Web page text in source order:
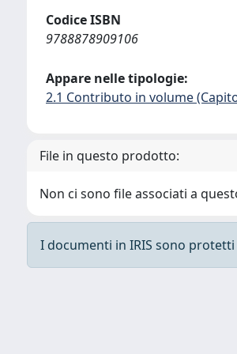
Codice ISBN
9788878909106
Appare nelle tipologie:
2.1 Contributo in volume
File in questo prodotto:
Non ci sono file associati a
I documenti in IRIS sono